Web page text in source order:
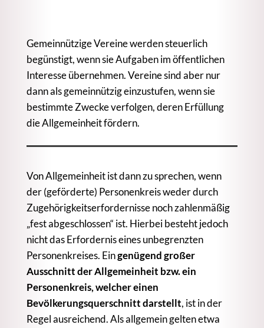
Gemeinnützige Vereine werden steuerlich
begünstigt, wenn sie Aufgaben im öffentlichen
Interesse übernehmen. Vereine sind aber nur
dann als gemeinnützig einzustufen, wenn sie
bestimmte Zwecke verfolgen, deren Erfüllung
die Allgemeinheit fördern.
Von Allgemeinheit ist dann zu sprechen, wenn
der (geförderte) Personenkreis weder durch
Zugehörigkeitserfordernisse noch zahlenmäßig
„fest abgeschlossen“ ist. Hierbei besteht jedoch
nicht das Erfordernis eines unbegrenzten
Personenkreises. Eingenügend großer
Ausschnitt der Allgemeinheit bzw. ein
Personenkreis, welcher einen
Bevölkerungsquerschnitt darstellt, ist in der
Regel ausreichend. Als allgemein gelten etwa